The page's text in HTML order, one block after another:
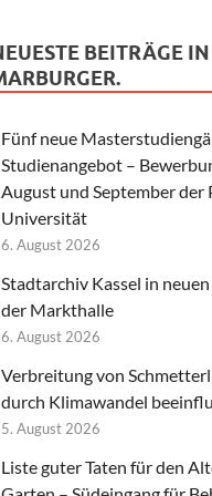
BEITRÄGE
Fünf neue
Studienangebot –
August und September der
Universität
6. August 2026
Stadtarchiv Kassel in
der Markthalle
6. August 2026
Verbreitung von
durch Klimawandel
5. August 2026
Liste guter Taten für den